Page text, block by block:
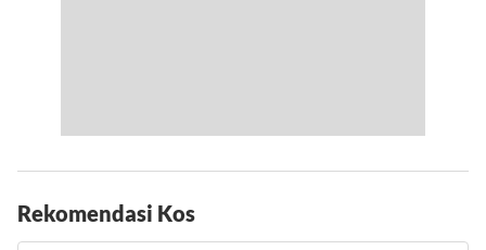
Rekomendasi Kos